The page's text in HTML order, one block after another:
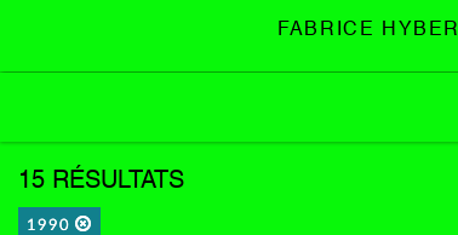
FABRICE HYBER
15 RÉSULTATS
1990